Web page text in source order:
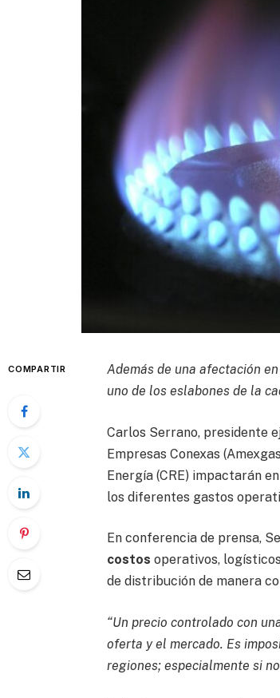
COMPARTIR
Además de una afectación
uno de los eslabones de la
Carlos Serrano, presidente
Empresas Conexas
Energía (CRE) impactarán
los diferentes gastos
En conferencia de prensa,
costos operativos,
de distribución de manera
“Un precio controlado con
oferta y el mercado. Es
regiones; especialmente si